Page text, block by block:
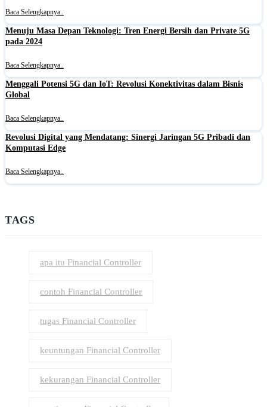
Baca Selengkapnya..
Menuju Masa Depan Teknologi: Tren Energi Bersih dan Private 5G
pada 2024
Baca Selengkapnya..
Menggali Potensi 5G dan IoT: Revolusi Konektivitas dalam Bisnis
Global
Baca Selengkapnya..
Revolusi Digital yang Mendatang: Sinergi Jaringan 5G Pribadi dan
Komputasi Edge
Baca Selengkapnya..
TAGS
apa itu Financial Controller
contoh Financial Controller
tugas Financial Controller
keuntungan Financial Controller
kekurangan Financial Controller